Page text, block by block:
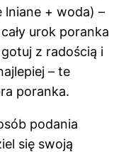
lniane + woda) –
urok poranka
z radością i
– te
poranka.
podania
się swoją